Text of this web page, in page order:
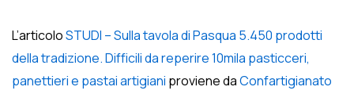
L’articoloSTUDI – Sulla tavola di Pasqua 5.450 prodotti
della tradizione. Difficili da reperire 10mila pasticceri,
panettieri e pastai artigiani proviene daConfartigianato